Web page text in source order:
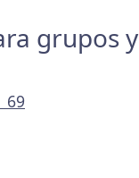
grupos y
69